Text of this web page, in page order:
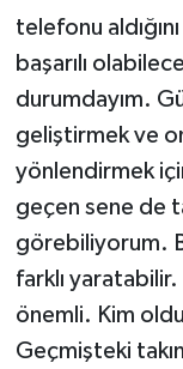
telefonu
başarılı
durumdayım.
geliştirmek ve
yönlendirmek
geçen sene de
görebiliyorum.
farklı
önemli. Kim
Geçmişteki